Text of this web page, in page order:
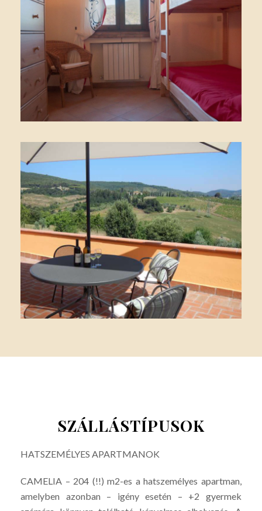
SZÁLLÁSTÍPUSOK
HATSZEMÉLYES APARTMANOK
CAMELIA – 204 (!!) m2-es a hatszemélyes apartman,
amelyben azonban – igény esetén – +2 gyermek